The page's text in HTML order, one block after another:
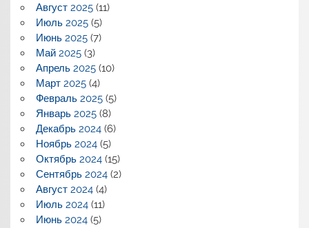
Август 2025(11)
Июль 2025(5)
Июнь 2025(7)
Май 2025(3)
Апрель 2025(10)
Март 2025(4)
Февраль 2025(5)
Январь 2025(8)
Декабрь 2024(6)
Ноябрь 2024(5)
Октябрь 2024(15)
Сентябрь 2024(2)
Август 2024(4)
Июль 2024(11)
Июнь 2024(5)